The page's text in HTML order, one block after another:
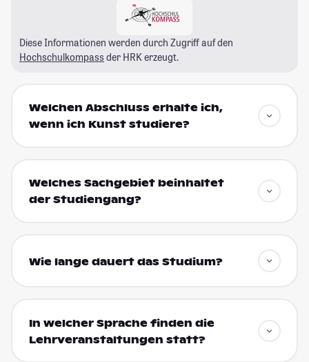
Diese Informationen werden durch Zugriff auf den
Hochschulkompass der HRK erzeugt.
Welchen Abschluss erhalte ich,
wenn ich Kunst studiere?
Welches Sachgebiet beinhaltet
der Studiengang?
Wie lange dauert das Studium?
In welcher Sprache finden die
Lehrveranstaltungen statt?